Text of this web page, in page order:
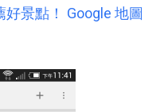
景點！ Google 地圖